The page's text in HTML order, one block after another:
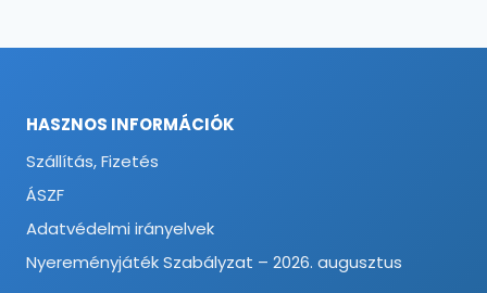
HASZNOS INFORMÁCIÓK
Szállítás, Fizetés
ÁSZF
Adatvédelmi irányelvek
Nyereményjáték Szabályzat – 2026. augusztus